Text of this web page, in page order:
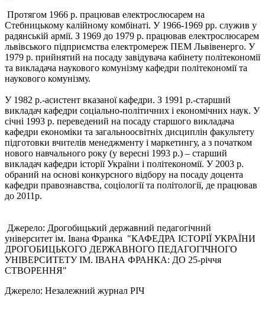
Протягом 1966 р. працював електрослюсарем на
Стебницькому калійному комбінаті. У 1966-1969 рр. служив у
радянській армії. З 1969 до 1979 р. працював електрослюсарем
львівського підприємства електромереж ПЕМ Львівенерго. У
1979 р. прийнятий на посаду завідувача кабінету політекономії
та викладача наукового комунізму кафедри політекономії та
наукового комунізму.
У 1982 р.-асистент вказаної кафедри. З 1991 р.-старший
викладач кафедри соціально-політичних і економічних наук. У
січні 1993 р. переведений на посаду старшого викладача
кафедри економіки та загальноосвітніх дисциплін факультету
підготовки вчителів менеджменту і маркетингу, а з початком
нового навчального року (у вересні 1993 р.) ‒ старший
викладач кафедри історії України і політекономії. У 2003 р.
обраний на основі конкурсного відбору на посаду доцента
кафедри правознавства, соціології та політології, де працював
до 2011р.
Джерело: Дрогобицький державний педагогічний
університет ім. Івана Франка "КАФЕДРА ІСТОРІЇ УКРАЇНИ
ДРОГОБИЦЬКОГО ДЕРЖАВНОГО ПЕДАГОГІЧНОГО
УНІВЕРСИТЕТУ ІМ. ІВАНА ФРАНКА: ДО 25-річчя
СТВОРЕННЯ"
Джерело: Незалежний журнал РІЧ